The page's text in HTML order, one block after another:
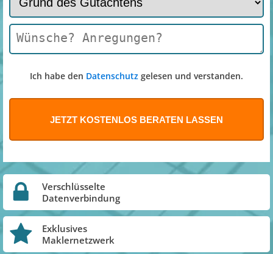
Ich habe den Datenschutz gelesen und verstanden.
Verschlüsselte
Datenverbindung
Exklusives
Maklernetzwerk